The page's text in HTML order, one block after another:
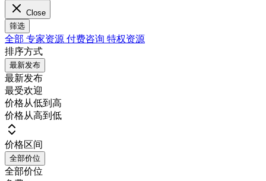
Close
筛选
全部 专家资源 付费咨询 特权资源
排序方式
最新发布
最新发布
最受欢迎
价格从低到高
价格从高到低
价格区间
全部价位
全部价位